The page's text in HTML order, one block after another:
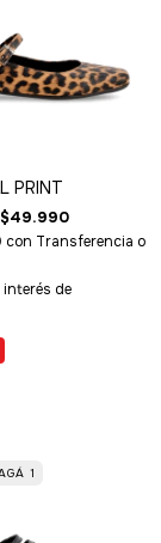
PRINT
$49.990
con Transferencia o
de
1